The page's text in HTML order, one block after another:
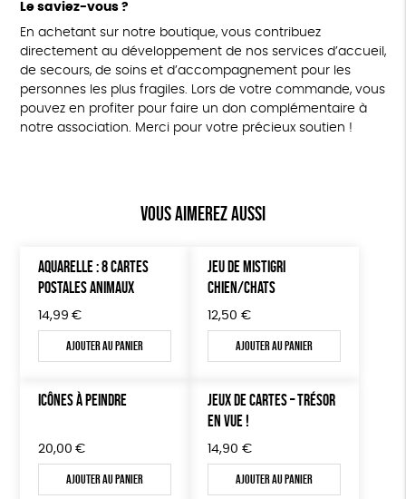
Le saviez-vous ?
En achetant sur notre boutique, vous contribuez
directement au développement de nos services d’accueil,
de secours, de soins et d’accompagnement pour les
personnes les plus fragiles. Lors de votre commande, vous
pouvez en profiter pour faire un don complémentaire à
notre association. Merci pour votre précieux soutien !
Vous aimerez aussi
AQUARELLE : 8 CARTES
POSTALES ANIMAUX
14,99 €
Ajouter au panier
JEU DE MISTIGRI
CHIEN/CHATS
12,50 €
Ajouter au panier
ICÔNES À PEINDRE
20,00 €
Ajouter au panier
JEUX DE CARTES – TRÉSOR
EN VUE !
14,90 €
Ajouter au panier